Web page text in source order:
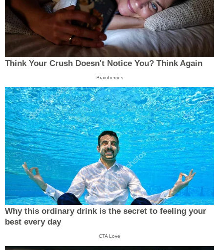
Think Your Crush Doesn't Notice You? Think Again
Brainberries
Why this ordinary drink is the secret to feeling your
best every day
CTA Love